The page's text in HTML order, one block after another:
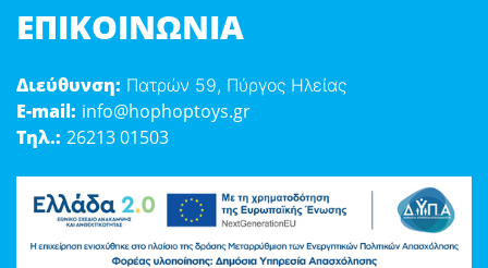
ΕΠΙΚΟΙΝΩΝΊΑ
Διεύθυνση: Πατρών 59, Πύργος Ηλείας
E-mail: info@hophoptoys.gr
Τηλ.: 26213 01503